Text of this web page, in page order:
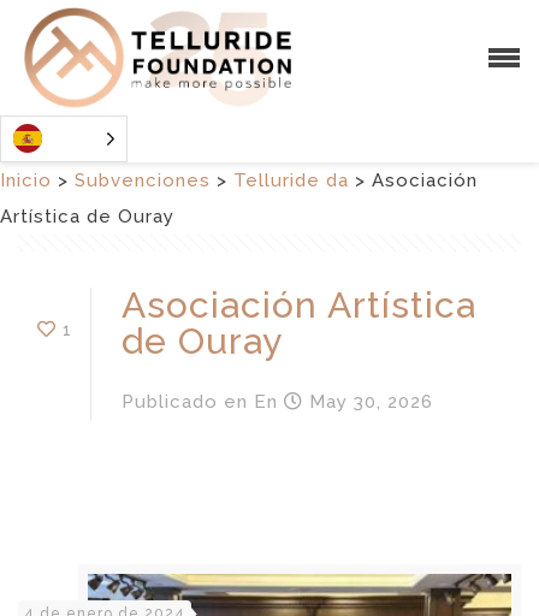
Inicio > Subvenciones > Telluride da > Asociación
Artística de Ouray
1
Asociación Artística
de Ouray
Publicado en En May 30, 2026